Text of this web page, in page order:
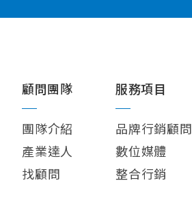
顧問團隊
團隊介紹
產業達人
找顧問
服務項目
品牌行銷顧問
數位媒體
整合行銷